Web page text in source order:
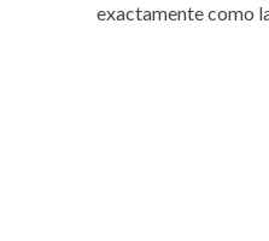
exactamente como